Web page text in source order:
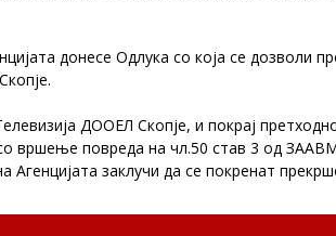
донесе Одлука со која се дозволи
ДООЕЛ Скопје, и покрај
вршење повреда на чл.50 став 3 од
заклучи да се покренат